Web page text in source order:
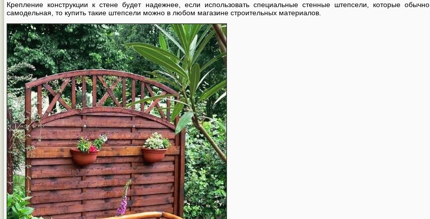
Крепление конструкции к стене будет надежнее, если использовать специальные стенные штепсели, которые
самодельная, то купить такие штепсели можно в любом магазине строительных материалов.